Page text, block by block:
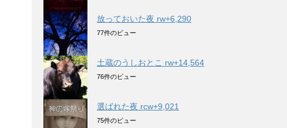
放っておいた夜 rw+6,290
77件のビュー
土蔵のうしおとこ rw+14,564
76件のビュー
選ばれた夜 rcw+9,021
75件のビュー